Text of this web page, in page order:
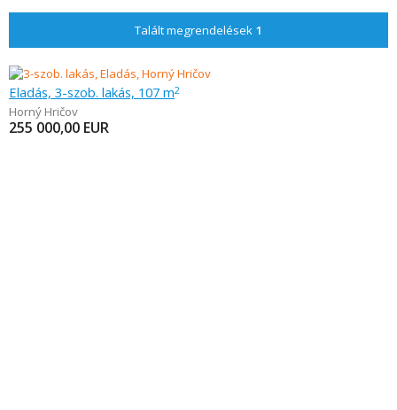
Talált megrendelések 1
Eladás, 3-szob. lakás, 107 m2
Horný Hričov
255 000,00 EUR